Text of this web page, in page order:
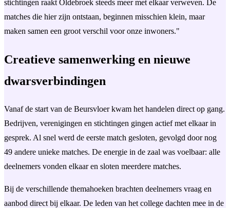
stichtingen raakt Oldebroek steeds meer met elkaar verweven. De
matches die hier zijn ontstaan, beginnen misschien klein, maar
maken samen een groot verschil voor onze inwoners."
Creatieve samenwerking en nieuwe
dwarsverbindingen
Vanaf de start van de Beursvloer kwam het handelen direct op gang.
Bedrijven, verenigingen en stichtingen gingen actief met elkaar in
gesprek. Al snel werd de eerste match gesloten, gevolgd door nog
49 andere unieke matches. De energie in de zaal was voelbaar: alle
deelnemers vonden elkaar en sloten meerdere matches.
Bij de verschillende themahoeken brachten deelnemers vraag en
aanbod direct bij elkaar. De leden van het college dachten mee in de